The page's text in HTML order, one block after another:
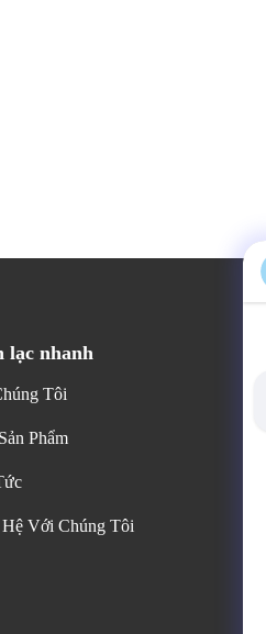
lạc nhanh
Tôi
Phẩm
Với Chúng Tôi